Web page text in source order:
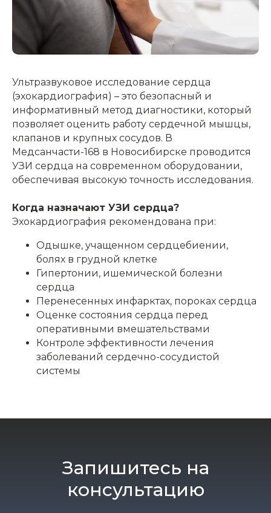
Ультразвуковое исследование сердца
(эхокардиография) – это безопасный и
информативный метод диагностики, который
позволяет оценить работу сердечной мышцы,
клапанов и крупных сосудов. В
Медсанчасти-168 в Новосибирске проводится
УЗИ сердца на современном оборудовании,
обеспечивая высокую точность исследования.
Когда назначают УЗИ сердца?
Эхокардиография рекомендована при:
Одышке, учащенном сердцебиении,
болях в грудной клетке
Гипертонии, ишемической болезни
сердца
Перенесенных инфарктах, пороках сердца
Оценке состояния сердца перед
оперативными вмешательствами
Контроле эффективности лечения
заболеваний сердечно-сосудистой
системы
Запишитесь на
консультацию